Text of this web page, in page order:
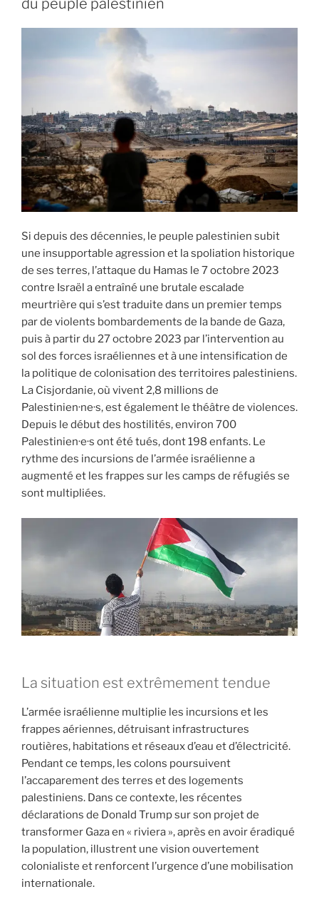
Si depuis des décennies, le peuple palestinien subit
une insupportable agression et la spoliation historique
de ses terres, l’attaque du Hamas le 7 octobre 2023
contre Israël a entraîné une brutale escalade
meurtrière qui s’est traduite dans un premier temps
par de violents bombardements de la bande de Gaza,
puis à partir du 27 octobre 2023 par l’intervention au
sol des forces israéliennes et à une intensification de
la politique de colonisation des territoires palestiniens.
La Cisjordanie, où vivent 2,8 millions de
Palestinien·ne·s, est également le théâtre de violences.
Depuis le début des hostilités, environ 700
Palestinien·e·s ont été tués, dont 198 enfants. Le
rythme des incursions de l’armée israélienne a
augmenté et les frappes sur les camps de réfugiés se
sont multipliées.
La situation est extrêmement tendue
L’armée israélienne multiplie les incursions et les
frappes aériennes, détruisant infrastructures
routières, habitations et réseaux d’eau et d’électricité.
Pendant ce temps, les colons poursuivent
l’accaparement des terres et des logements
palestiniens. Dans ce contexte, les récentes
déclarations de Donald Trump sur son projet de
transformer Gaza en « riviera », après en avoir éradiqué
la population, illustrent une vision ouvertement
colonialiste et renforcent l’urgence d’une mobilisation
internationale.